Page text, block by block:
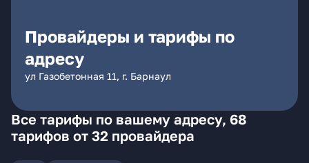
Провайдеры и тарифы по
адресу
ул Газобетонная 11, г. Барнаул
Все тарифы по вашему адресу, 68
тарифов от 32 провайдера